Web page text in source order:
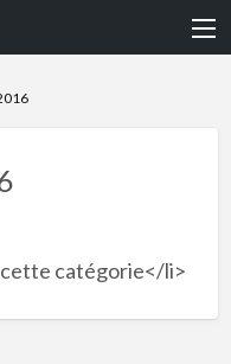
catégorie</li>